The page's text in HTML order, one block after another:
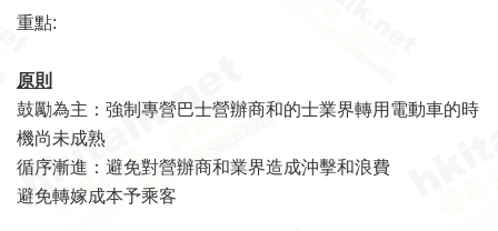
重點:
原則
鼓勵為主：強制專營巴士營辦商和的士業界轉用電動車的時
機尚未成熟
循序漸進：避免對營辦商和業界造成沖擊和浪費
避免轉嫁成本予乘客